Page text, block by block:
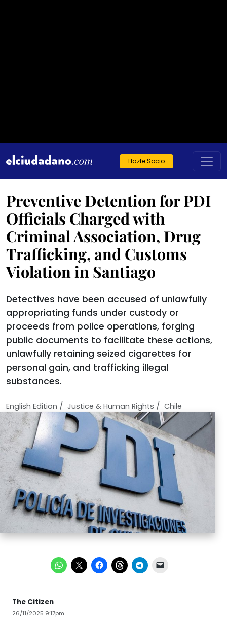
Hazte Socio
Preventive Detention for PDI
Officials Charged with
Criminal Association, Drug
Trafficking, and Customs
Violation in Santiago
Detectives have been accused of unlawfully
appropriating funds under custody or
proceeds from police operations, forging
public documents to facilitate these actions,
unlawfully retaining seized cigarettes for
personal gain, and trafficking illegal
substances.
English Edition / Justice & Human Rights / Chile
The Citizen
26/11/2025 9:17pm